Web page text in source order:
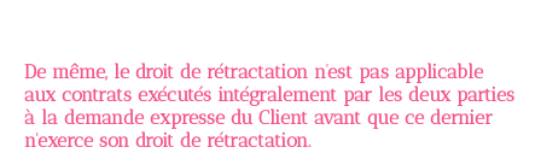
De même, le droit de rétractation n’est pas applicable
aux contrats exécutés intégralement par les deux parties
à la demande expresse du Client avant que ce dernier
n'exerce son droit de rétractation.